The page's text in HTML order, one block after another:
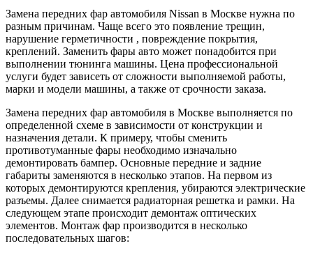
Замена передних фар автомобиля Nissan в Москве нужна по
разным причинам. Чаще всего это появление трещин,
нарушение герметичности , повреждение покрытия,
креплений. Заменить фары авто может понадобится при
выполнении тюнинга машины. Цена профессиональной
услуги будет зависеть от сложности выполняемой работы,
марки и модели машины, а также от срочности заказа.
Замена передних фар автомобиля в Москве выполняется по
определенной схеме в зависимости от конструкции и
назначения детали. К примеру, чтобы сменить
противотуманные фары необходимо изначально
демонтировать бампер. Основные передние и задние
габариты заменяются в несколько этапов. На первом из
которых демонтируются крепления, убираются электрические
разъемы. Далее снимается радиаторная решетка и рамки. На
следующем этапе происходит демонтаж оптических
элементов. Монтаж фар производится в несколько
последовательных шагов: